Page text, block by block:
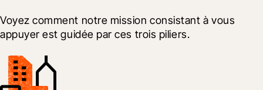
Voyez comment notre mission consistant à vous
appuyer est guidée par ces trois piliers.